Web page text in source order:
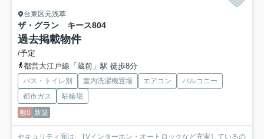
台東区元浅草
ザ・グラン キース804
過去掲載物件
/予定
都営大江戸線「蔵前」駅 徒歩8分
バス・トイレ別 室内洗濯機置場 エアコン
バルコニー
都市ガス
駐輪場
敷0 新築
セキュリティ面は、TVインターホン・オートロックなど充実しているの